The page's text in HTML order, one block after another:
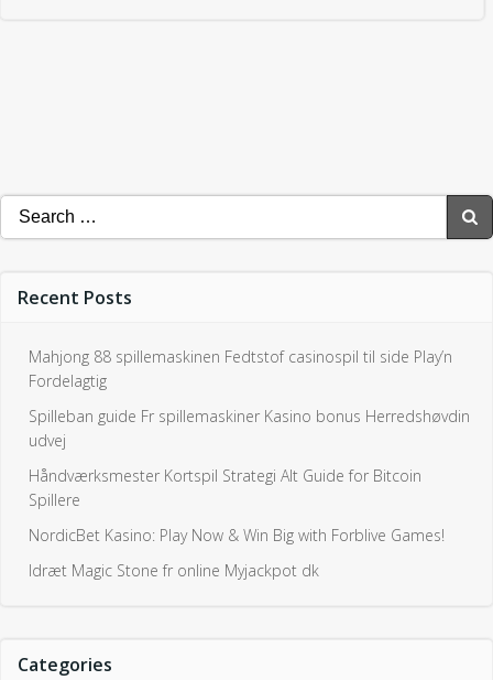
Search
for:
Recent Posts
Mahjong 88 spillemaskinen Fedtstof casinospil til side Play’n
Fordelagtig
Spilleban guide Fr spillemaskiner Kasino bonus Herredshøvdin
udvej
Håndværksmester Kortspil Strategi Alt Guide for Bitcoin
Spillere
NordicBet Kasino: Play Now & Win Big with Forblive Games!
Idræt Magic Stone fr online Myjackpot dk
Categories